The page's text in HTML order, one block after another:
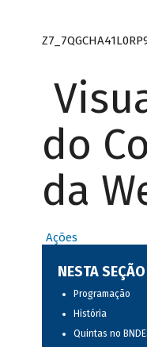
do
da
Ações
NESTA SEÇÃO
Programação
História
Quintas no